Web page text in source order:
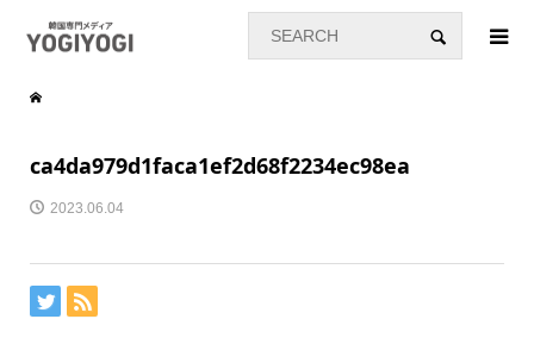
ca4da979d1faca1ef2d68f2234ec98ea
2023.06.04